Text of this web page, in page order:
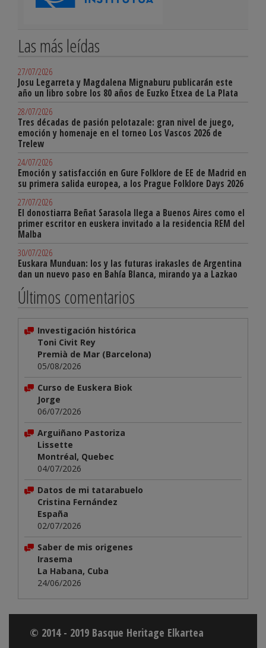
Las más leídas
27/07/2026
Josu Legarreta y Magdalena Mignaburu publicarán este
año un libro sobre los 80 años de Euzko Etxea de La Plata
28/07/2026
Tres décadas de pasión pelotazale: gran nivel de juego,
emoción y homenaje en el torneo Los Vascos 2026 de
Trelew
24/07/2026
Emoción y satisfacción en Gure Folklore de EE de Madrid en
su primera salida europea, a los Prague Folklore Days 2026
27/07/2026
El donostiarra Beñat Sarasola llega a Buenos Aires como el
primer escritor en euskera invitado a la residencia REM del
Malba
30/07/2026
Euskara Munduan: los y las futuras irakasles de Argentina
dan un nuevo paso en Bahía Blanca, mirando ya a Lazkao
Últimos comentarios
Investigación histórica
Toni Civit Rey
Premià de Mar (Barcelona)
05/08/2026
Curso de Euskera Biok
Jorge
06/07/2026
Arguiñano Pastoriza
Lissette
Montréal, Quebec
04/07/2026
Datos de mi tatarabuelo
Cristina Fernández
España
02/07/2026
Saber de mis origenes
Irasema
La Habana, Cuba
24/06/2026
© 2014 - 2019 Basque Heritage Elkartea